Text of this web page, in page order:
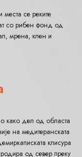
се реките
со рибен фонд од
мрена, клен и
како дел од областа
на медитеранската
клисура
од север преку